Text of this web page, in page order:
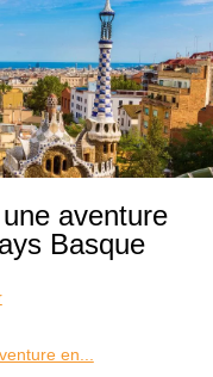
aventure
Basque
en...